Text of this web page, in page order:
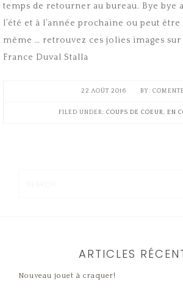
temps de retourner au bureau. Bye bye
l’été et à l’année prochaine ou peut
même … retrouvez ces jolies images
France Duval Stalla
22 AOÛT 2016
FILED UNDER: COUPS DE COEUR, EN
ARTICLES
Nouveau jouet à craquer!